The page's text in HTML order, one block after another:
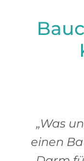
„Was
einen